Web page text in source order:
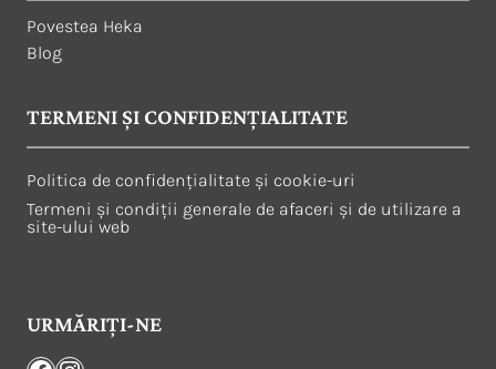
Povestea Heka
Blog
TERMENI ȘI CONFIDENȚIALITATE
Politica de confidențialitate și cookie-uri
Termeni și condiții generale de afaceri și de utilizare a
site-ului web
URMĂRIȚI-NE